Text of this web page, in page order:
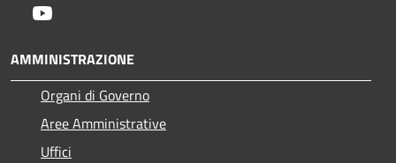
AMMINISTRAZIONE
Organi di Governo
Aree Amministrative
Uffici